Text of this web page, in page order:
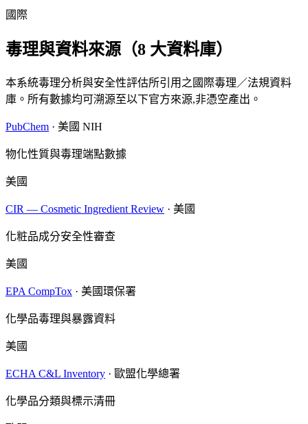
國際
毒理與資料來源（8 大資料庫）
本系統毒理分析與安全性評估所引用之國際毒理／法規資料
庫。所有數據均可溯源至以下官方來源,非憑空產出。
PubChem · 美國 NIH
物化性質與毒理端點數據
美國
CIR — Cosmetic Ingredient Review · 美國
化粧品成分安全性審查
美國
EPA CompTox · 美國環保署
化學品毒理與暴露資料
美國
ECHA C&L Inventory · 歐盟化學總署
化學品分類與標示清冊